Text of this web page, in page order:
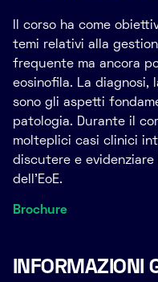
Il corso ha come
temi relativi alla
frequente ma ancora
eosinofila. La diagnosi,
sono gli aspetti
patologia. Durante il
molteplici casi clinici
discutere e
dell’EoE.
Broc hure
INFORMAZIONI